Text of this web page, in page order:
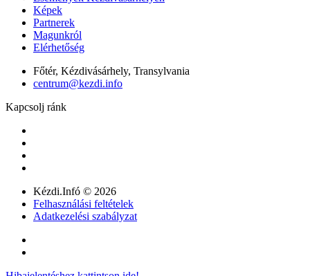
Képek
Partnerek
Magunkról
Elérhetőség
Főtér, Kézdivásárhely, Transylvania
centrum@kezdi.info
Kapcsolj ránk
Kézdi.Infó © 2026
Felhasználási feltételek
Adatkezelési szabályzat